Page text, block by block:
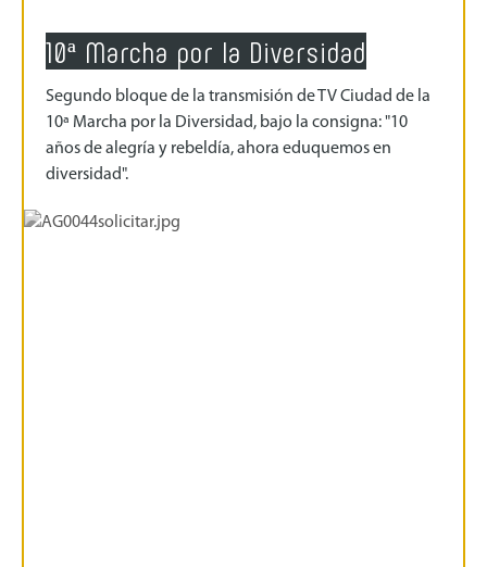
10ª Marcha por la Diversidad
Segundo bloque de la transmisión de TV Ciudad de la
10ª Marcha por la Diversidad, bajo la consigna: "10
años de alegría y rebeldía, ahora eduquemos en
diversidad".